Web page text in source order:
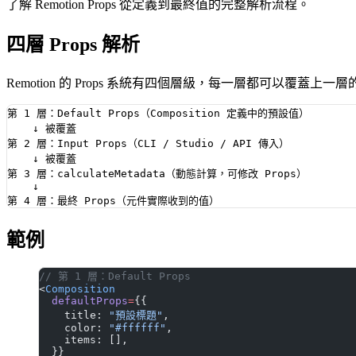
了解 Remotion Props 從定義到最終值的完整解析流程。
四層 Props 解析
Remotion 的 Props 系統有四個層級，每一層都可以覆蓋上一層
第 1 層：Default Props（Composition 定義中的預設值）
    ↓ 被覆蓋
第 2 層：Input Props（CLI / Studio / API 傳入）
    ↓ 被覆蓋
第 3 層：calculateMetadata（動態計算，可修改 Props）
    ↓
範例
// 第 1 層：Default Props
<Composition
  defaultProps
={{
    title:
"預設標題" ,
    color:
"#ffffff" ,
    items: [],
  }}